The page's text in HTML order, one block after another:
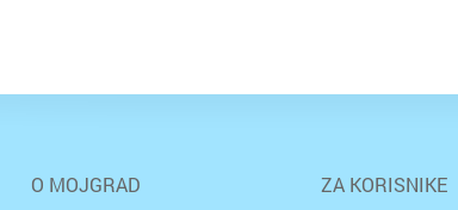
O MOJGRAD ZA KORISNIKE